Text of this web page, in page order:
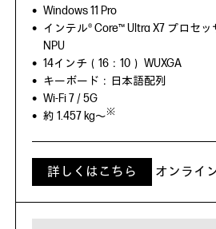
Windows 11 Pro
インテル® Core™ Ultra X7 プロセ
NPU
14インチ（16：10） WUXGA
キーボード：日本語配列
Wi-Fi 7 / 5G
約 1.457 kg～※
詳しくはこちら オンライ
Windows 11 Pro
インテル® Core™ Ultra シリーズ 3
TOPS NPU
13.3インチ（16：10）WUXGA、タ
キーボード：日本語配列
Wi-Fi 7 / 5G
約 1.399 kg～※
詳しくはこちら オンライ
インテル® Core™ Ultra プロセッサー
インテル® vPro® プラットフォーム
13.3インチワイド（16：10）
キーボード：日本語配列
Wi-Fi 6E/ LTE（4G）
約 1.31 kg～